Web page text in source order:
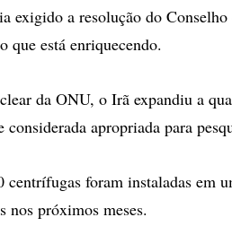
exigido a resolução do
que está enriquecendo.
da ONU, o Irã expandiu a
considerada apropriada para
foram instaladas em
nos próximos meses.